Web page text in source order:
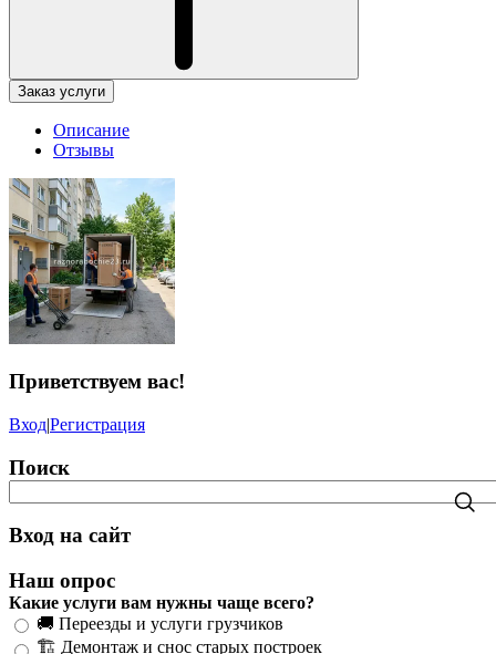
Заказ услуги
Описание
Отзывы
Приветствуем вас!
Вход|Регистрация
Поиск
Вход на сайт
Наш опрос
Какие услуги вам нужны чаще всего?
🚚 Переезды и услуги грузчиков
🏗️ Демонтаж и снос старых построек